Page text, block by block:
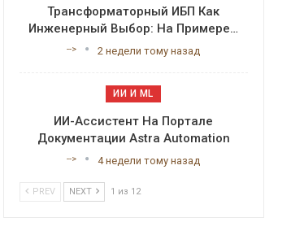
Трансформаторный ИБП Как
Инженерный Выбор: На Примере…
--> 2 недели тому назад
ИИ И ML
ИИ-Ассистент На Портале
Документации Astra Automation
--> 4 недели тому назад
PREV NEXT 1 из 12